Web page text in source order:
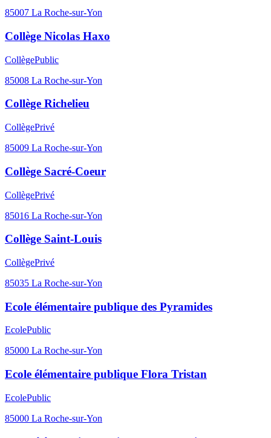
85007 La Roche-sur-Yon
Collège Nicolas Haxo
CollègePublic
85008 La Roche-sur-Yon
Collège Richelieu
CollègePrivé
85009 La Roche-sur-Yon
Collège Sacré-Coeur
CollègePrivé
85016 La Roche-sur-Yon
Collège Saint-Louis
CollègePrivé
85035 La Roche-sur-Yon
Ecole élémentaire publique des Pyramides
EcolePublic
85000 La Roche-sur-Yon
Ecole élémentaire publique Flora Tristan
EcolePublic
85000 La Roche-sur-Yon